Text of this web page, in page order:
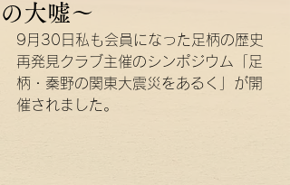
の大嘘～
9月30日私も会員になった足柄の歴史
再発見クラブ主催のシンポジウム「足
柄・秦野の関東大震災をあるく」が開
催されました。